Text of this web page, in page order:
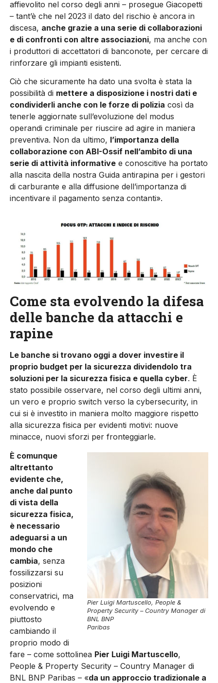
affievolito nel corso degli anni – prosegue Giacopetti
– tant’è che nel 2023 il dato del rischio è ancora in
discesa, anche grazie a una serie di collaborazioni
e di confronti con altre associazioni, ma anche con
i produttori di accettatori di banconote, per cercare di
rinforzare gli impianti esistenti.
Ciò che sicuramente ha dato una svolta è stata la
possibilità di mettere a disposizione i nostri dati e
condividerli anche con le forze di polizia così da
tenerle aggiornate sull’evoluzione del modus
operandi criminale per riuscire ad agire in maniera
preventiva. Non da ultimo, l’importanza della
collaborazione con ABI-Ossif nell’ambito di una
serie di attività informative e conoscitive ha portato
alla nascita della nostra Guida antirapina per i gestori
di carburante e alla diffusione dell’importanza di
incentivare il pagamento senza contanti».
Come sta evolvendo la difesa
delle banche da attacchi e
rapine
Le banche si trovano oggi a dover investire il
proprio budget per la sicurezza dividendolo tra
soluzioni per la sicurezza fisica e quella cyber. È
stato possibile osservare, nel corso degli ultimi anni,
un vero e proprio switch verso la cybersecurity, in
cui si è investito in maniera molto maggiore rispetto
alla sicurezza fisica per evidenti motivi: nuove
minacce, nuovi sforzi per fronteggiarle.
Pier Luigi Martuscello, People &
Property Security – Country Manager di
BNL BNP
Paribas
È comunque
altrettanto
evidente che,
anche dal punto
di vista della
sicurezza fisica,
è necessario
adeguarsi a un
mondo che
cambia, senza
fossilizzarsi su
posizioni
conservatrici, ma
evolvendo e
piuttosto
cambiando il
proprio modo di
fare – come sottolinea Pier Luigi Martuscello,
People & Property Security – Country Manager di
BNL BNP Paribas – «da un approccio tradizionale a